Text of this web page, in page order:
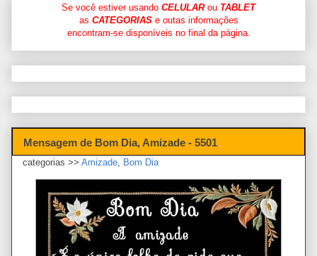
Se você estiver usando CELULARou TABLET
as CATEGORIASe outas informações
encontram-se disponíveis no final da página.
Mensagem de Bom Dia, Amizade - 5501
categorias >> Amizade, Bom Dia